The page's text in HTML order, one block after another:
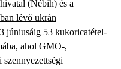
(Nébih) és a
lévő ukrán
júniusáig 53 kukoricatétel-
ahol GMO-,